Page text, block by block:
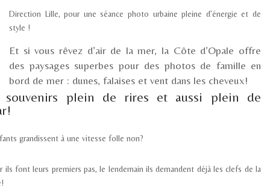
Direction Lille, pour uneséance photo urbaine pleine d’énergie et de
style !
Et si vous rêvez d’air de la mer, la Côte d’Opale offre
des paysages superbes pour des photos de famille en
bord de mer : dunes, falaises et vent dans les cheveux!
souvenirs plein de rires et aussi plein de
grandissent à une vitesse folle non?
ils font leurs premiers pas, le lendemain ils demandent déjà les clefs de la